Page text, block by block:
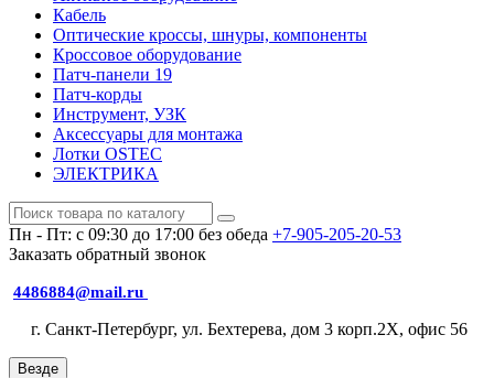
Кабель
Оптические кроссы, шнуры, компоненты
Кроссовое оборудование
Патч-панели 19
Патч-корды
Инструмент, УЗК
Аксессуары для монтажа
Лотки OSTEC
ЭЛЕКТРИКА
Пн - Пт: с 09:30 до 17:00 без обеда +7-905-205-20-53
Заказать обратный звонок
4486884@mail.ru
г. Санкт-Петербург, ул. Бехтерева, дом 3 корп.2X, офис 56
Везде